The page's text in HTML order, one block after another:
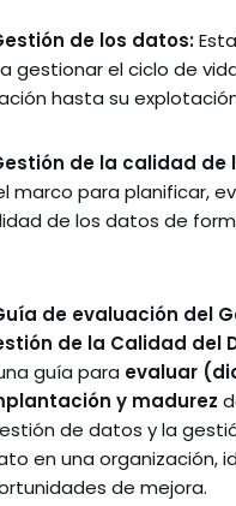
de los datos:
gestionar el ciclo de
hasta su
de la calidad de
marco para planificar,
de los datos de
de evaluación del
de la Calidad del
guía para evaluar
y madurez
de datos y la
en una organización,
de mejora.